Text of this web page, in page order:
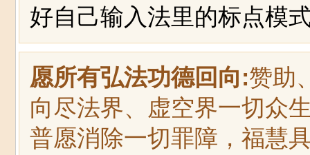
好自己输入法里的标点模
愿所有弘法功德回向:赞助
向尽法界、虚空界一切众
普愿消除一切罪障，福慧